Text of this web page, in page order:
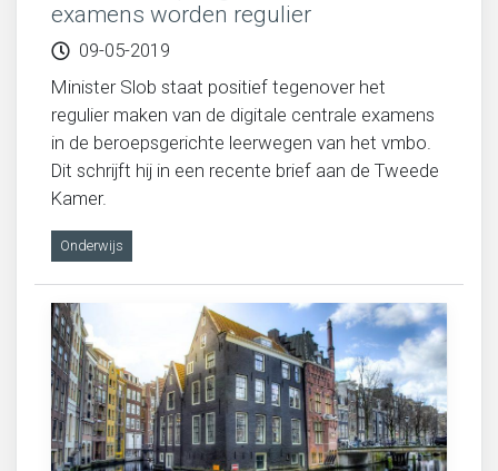
Migratie, integratie en diversiteit
Onderwijs
Ouderen
Sociaal domein
Veiligheid en recht
examens worden regulier
09-05-2019
Minister Slob staat positief tegenover het
regulier maken van de digitale centrale examens
in de beroepsgerichte leerwegen van het vmbo.
Dit schrijft hij in een recente brief aan de Tweede
Kamer.
Onderwijs